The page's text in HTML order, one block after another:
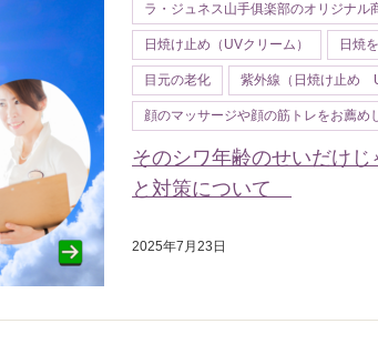
ラ・ジュネス山手俱楽部のオリジナル
日焼け止め（UVクリーム） 日焼
目元の老化 紫外線（日焼け止め
顔のマッサージや顔の筋トレをお薦め
そのシワ年齢のせいだけ
と対策について
2025年7月23日